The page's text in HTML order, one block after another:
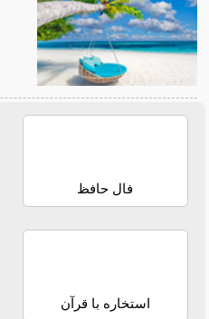
فال حافظ
استخاره با قرآن